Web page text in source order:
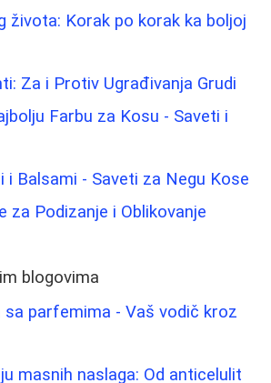
života: Korak po korak ka boljoj
Za i Protiv Ugrađivanja Grudi
Farbu za Kosu - Saveti i
i Balsami - Saveti za Negu Kose
za Podizanje i Oblikovanje
blogovima
sa parfemima - Vaš vodič kroz
masnih naslaga: Od anticelulit